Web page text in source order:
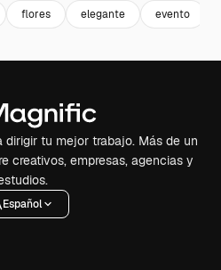
flores elegante evento
dirigir tu mejor trabajo. Más de un
creativos, empresas, agencias y
Español